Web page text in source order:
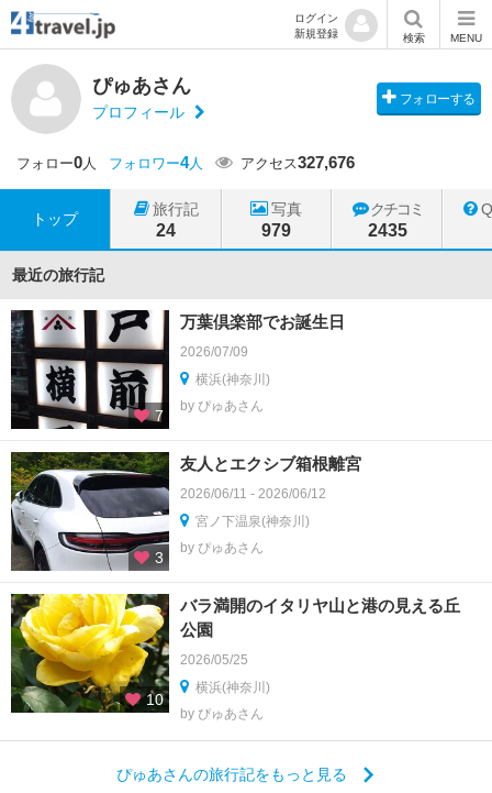
ログイン
新規登録
検索 MENU
ぴゅあさん
プロフィール
フォローする
フォロー0人 フォロワー4人 アクセス327,676
トップ
旅行記
24
写真
979
クチコミ
2435
最近の旅行記
7
万葉倶楽部でお誕生日
2026/07/09
横浜(神奈川)
by ぴゅあさん
3
友人とエクシブ箱根離宮
2026/06/11 - 2026/06/12
宮ノ下温泉(神奈川)
by ぴゅあさん
10
バラ満開のイタリヤ山と港の見える丘
公園
2026/05/25
横浜(神奈川)
by ぴゅあさん
ぴゅあさんの旅行記をもっと見る